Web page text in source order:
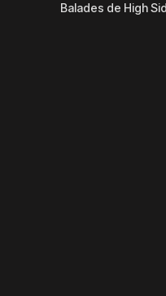
Balades de High